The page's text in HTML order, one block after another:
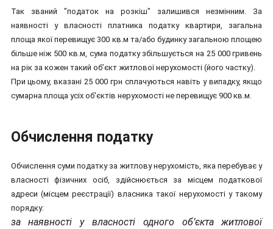
Так званий "податок на розкіш" залишився незмінним. За
наявності у власності платника податку квартири, загальна
площа якої перевищує 300 кв.м та/або будинку загальною площею
більше ніж 500 кв.м, сума податку збільшується на 25 000 гривень
на рік за кожен такий об’єкт житлової нерухомості (його частку).
При цьому, вказані 25 000 грн сплачуються навіть у випадку, якщо
сумарна площа усіх об'єктів нерухомості не перевищує 900 кв.м.
Обчислення податку
Обчислення суми податку за житлову нерухомість, яка перебуває у
власності фізичних осіб, здійснюється за місцем податкової
адреси (місцем реєстрації) власника такої нерухомості у такому
порядку:
за наявності у власності одного об’єкта житлової